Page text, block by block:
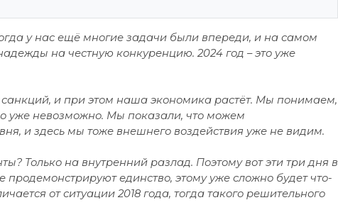
у нас ещё многие задачи были впереди, и на самом
на честную конкуренцию. 2024 год – это уже
и при этом наша экономика растёт. Мы понимаем,
уже невозможно. Мы показали, что можем
и здесь мы тоже внешнего воздействия уже не видим.
Только на внутренний разлад. Поэтому вот эти три дня в
единство, этому уже сложно будет что-
от ситуации 2018 года, тогда такого решительного